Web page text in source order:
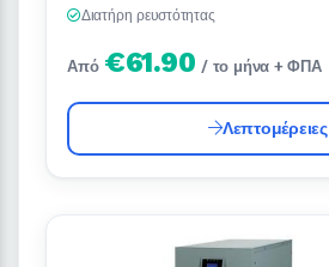
Διατήρη ρευστότητας
Από €61.90 / το μήνα + ΦΠΑ
Λεπτομέρειες